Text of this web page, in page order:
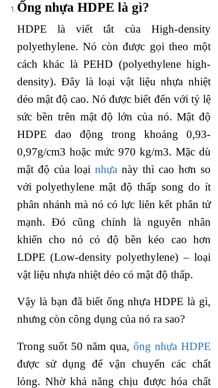
Ống nhựa HDPE là gì?
HDPE là viết tắt của High-density
polyethylene. Nó còn được gọi theo một
cách khác là PEHD (polyethylene high-
density). Đây là loại vật liệu nhựa nhiệt
dẻo mật độ cao. Nó được biết đến với tỷ lệ
sức bền trên mật độ lớn của nó. Mật độ
HDPE dao động trong khoảng 0,93-
0,97g/cm3 hoặc mức 970 kg/m3. Mặc dù
mật độ của loại nhựa này thì cao hơn so
với polyethylene mật độ thấp song do ít
phân nhánh mà nó có lực liên kết phân tử
mạnh. Đó cũng chính là nguyên nhân
khiến cho nó có độ bền kéo cao hơn
LDPE (Low-density polyethylene) – loại
vật liệu nhựa nhiệt dẻo có mật độ thấp.
Vậy là bạn đã biết ống nhựa HDPE là gì,
nhưng còn công dụng của nó ra sao?
Trong suốt 50 năm qua,ống nhựa HDPE
được sử dụng để vận chuyển các chất
lỏng. Nhờ khả năng chịu được hóa chất